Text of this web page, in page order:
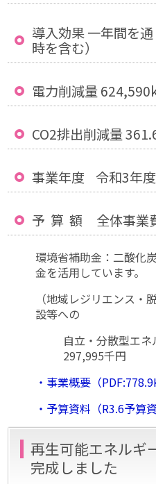
導入効果 一年間を
時を含む）
電力削減量
CO2排出削減量
事業年度 令和3年度
予 算 額 全体事業
環境省補助金：二酸化
金を活用しています。
（地域レジリエンス
設等への
自立・分散型エネ
297,995千円
・事業概要（
・予算資料（R3.6予算
再生可能エネルギ
完成しました